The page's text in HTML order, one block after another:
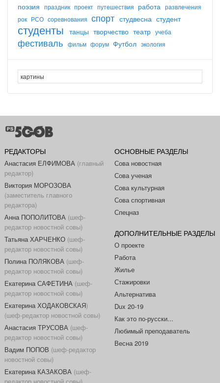
поэзия праздник проект путешествия работа развлечения
рок РСО соревнования спорт студвесна студент
студенты танцы творчество театр учеба
фестиваль фильм форум Футбол экология
РЕДАКТОРЫ
Анастасия ЕЛФИМОВА (главный
редактор)
Виктория МОРОЗОВА
(заместитель главного
редактора)
Анна ПОПОЛИТОВА (шеф-
редактор новостной совы)
Татьяна ХАРЧЕНКО(шеф-
редактор новостной совы)
Полина ПОЛЯКОВА (шеф-
редактор новостной совы)
Екатерина САФЕТИНА (шеф-
редактор новостной совы)
Екатерина ХОДАКОВСКАЯ)
(шеф-редактор новостной совы)
Анастасия ТРУСОВА (шеф-
редактор новостной совы)
Вадим ПОПОВ (шеф-редактор
новостной совы)
Екатерина КАЗАКОВА (шеф-
редактор новостной совы)
ОСНОВНЫЕ РАЗДЕЛЫ
Сова новостная
Сова ученая
Сова культурная
Сова спортивная
Спецназ
ДОПОЛНИТЕЛЬНЫЕ РАЗДЕЛЫ
О проекте
Работа
Жилье
Стажировки
Альтернатива
Dux 20-19
Как это по-русски...
Любимый преподаватель
Весна 2019